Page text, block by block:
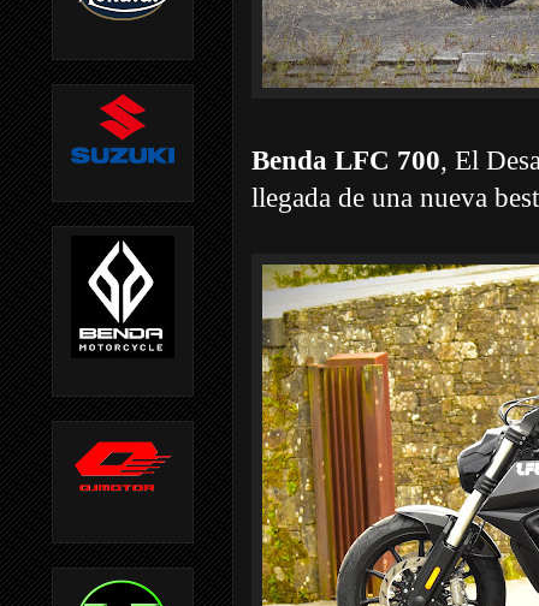
Benda LFC 700, El
llegada de una nueva